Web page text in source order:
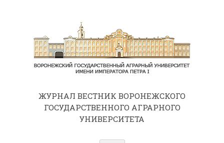
ЖУРНАЛ ВЕСТНИК ВОРОНЕЖСКОГО
ГОСУДАРСТВЕННОГО АГРАРНОГО
УНИВЕРСИТЕТА